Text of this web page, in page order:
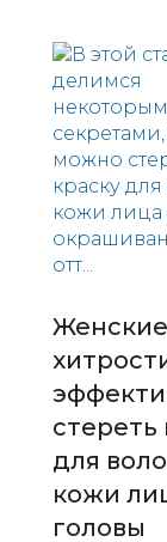
Женские
стереть
для
кожи
головы